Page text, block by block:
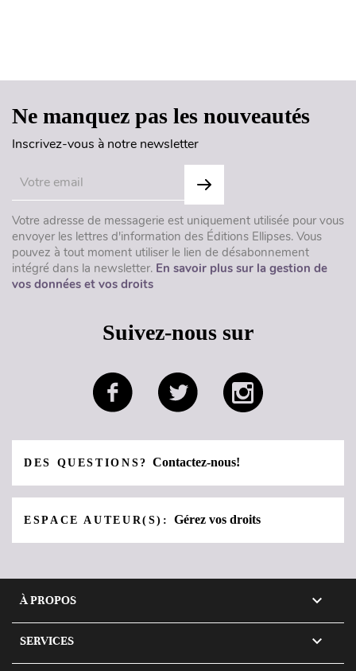
Ne manquez pas les nouveautés
Inscrivez-vous à notre newsletter
Votre adresse de messagerie est uniquement utilisée pour vous
envoyer les lettres d'information des Éditions Ellipses. Vous
pouvez à tout moment utiliser le lien de désabonnement
intégré dans la newsletter. En savoir plus sur la gestion de
vos données et vos droits
Suivez-nous sur
DES QUESTIONS?Contactez-nous!
ESPACE AUTEUR(S):Gérez vos droits
À PROPOS 
SERVICES 